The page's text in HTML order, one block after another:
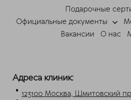
Подарочные
Официальные документы
Вакансии
О нас
Адреса клиник:
123100 Москва, Шмитовский
Мессенджеры
Свяжитесь с нами через